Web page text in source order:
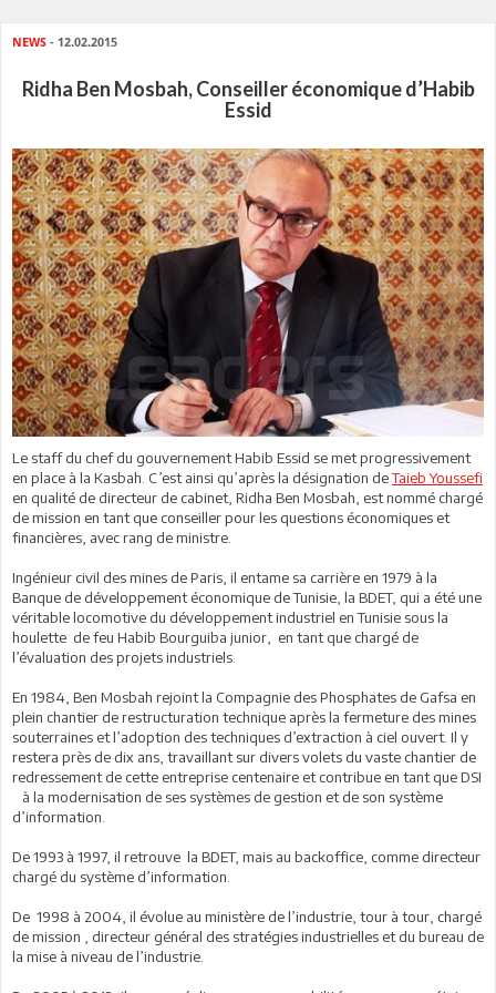
NEWS - 12.02.2015
Ridha Ben Mosbah, Conseiller économique d’Habib
Essid
Le staff du chef du gouvernement Habib Essid se met progressivement
en place à la Kasbah. C’est ainsi qu’après la désignation deTaieb Youssefi
en qualité de directeur de cabinet, Ridha Ben Mosbah, est nommé chargé
de mission en tant que conseiller pour les questions économiques et
financières, avec rang de ministre.
Ingénieur civil des mines de Paris, il entame sa carrière en 1979 à la
Banque de développement économique de Tunisie, la BDET, qui a été une
véritable locomotive du développement industriel en Tunisie sous la
houlette de feu Habib Bourguiba junior, en tant que chargé de
l’évaluation des projets industriels.
En 1984, Ben Mosbah rejoint la Compagnie des Phosphates de Gafsa en
plein chantier de restructuration technique après la fermeture des mines
souterraines et l’adoption des techniques d’extraction à ciel ouvert. Il y
restera près de dix ans, travaillant sur divers volets du vaste chantier de
redressement de cette entreprise centenaire et contribue en tant que DSI
à la modernisation de ses systèmes de gestion et de son système
d’information.
De 1993 à 1997, il retrouve la BDET, mais au backoffice, comme directeur
chargé du système d’information.
De 1998 à 2004, il évolue au ministère de l’industrie, tour à tour, chargé
de mission , directeur général des stratégies industrielles et du bureau de
la mise à niveau de l’industrie.